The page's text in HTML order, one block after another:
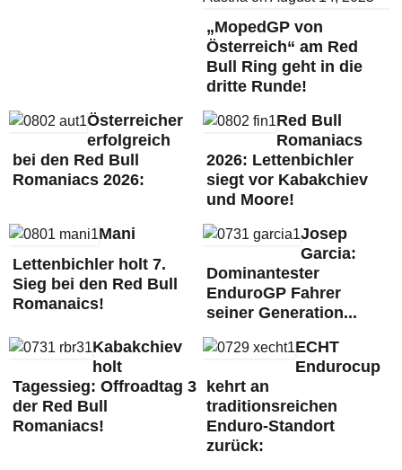
„MopedGP von
Österreich“ am Red
Bull Ring geht in die
dritte Runde!
Österreicher
erfolgreich
bei den Red Bull
Romaniacs 2026:
Red Bull
Romaniacs
2026: Lettenbichler
siegt vor Kabakchiev
und Moore!
Mani
Lettenbichler holt 7.
Sieg bei den Red Bull
Romanaics!
Josep
Garcia:
Dominantester
EnduroGP Fahrer
seiner Generation...
Kabakchiev
holt
Tagessieg: Offroadtag 3
der Red Bull
Romaniacs!
ECHT
Endurocup
kehrt an
traditionsreichen
Enduro-Standort
zurück: